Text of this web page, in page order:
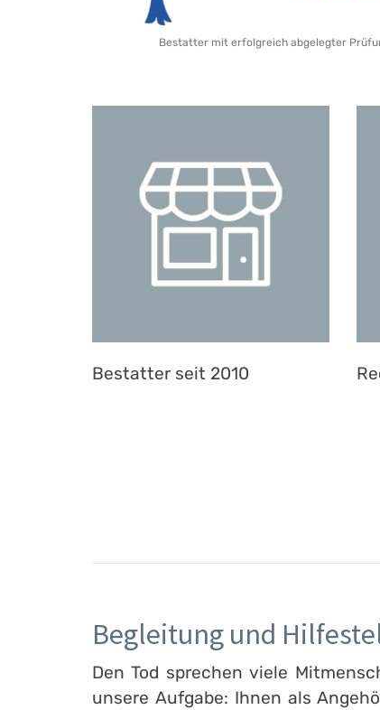
Bestatter mit erfolgreich abgelegter
Bestatter seit 2010
Begleitung und
Den Tod sprechen viele
unsere Aufgabe: Ihnen als